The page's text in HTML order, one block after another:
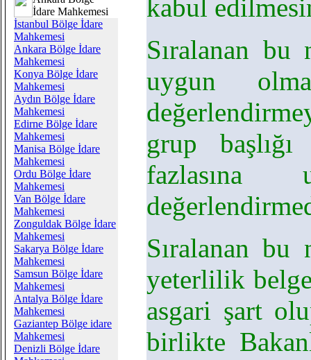
İdare Mahkemesi
İstanbul Bölge İdare
Mahkemesi
Ankara Bölge İdare
Mahkemesi
Konya Bölge İdare
Mahkemesi
Aydın Bölge İdare
Mahkemesi
Edirne Bölge İdare
Mahkemesi
Manisa Bölge İdare
Mahkemesi
Ordu Bölge İdare
Mahkemesi
Van Bölge İdare
Mahkemesi
Zonguldak Bölge İdare
Mahkemesi
Sakarya Bölge İdare
Mahkemesi
Samsun Bölge İdare
Mahkemesi
Antalya Bölge İdare
Mahkemesi
Gaziantep Bölge idare
Mahkemesi
Denizli Bölge İdare
kabul
Sıralanan bu
uygun
grup
fazlasına
Sıralanan
yeterlilik
asgari şart
birlikte